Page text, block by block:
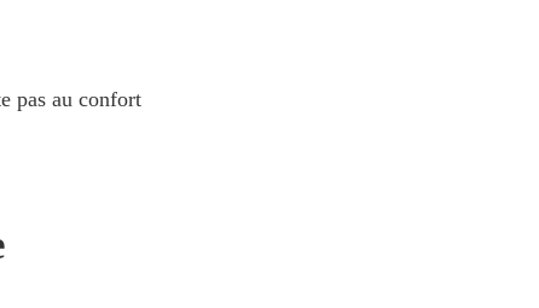
pas au confort